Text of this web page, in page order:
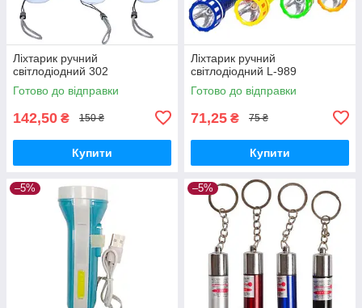
Ліхтарик ручний
світлодіодний 302
Готово до відправки
142,50 ₴ 150 ₴
Купити
Ліхтарик ручний
світлодіодний L-989
Готово до відправки
71,25 ₴ 75 ₴
Купити
–5% –5%